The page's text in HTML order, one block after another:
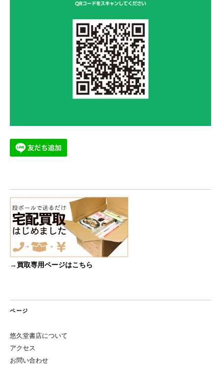
→買取専用ページはこちら
ページ
悠久堂書店について
アクセス
お問い合わせ